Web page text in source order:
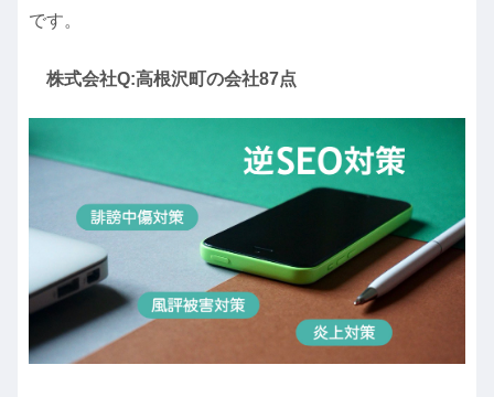
です。
株式会社Q:高根沢町の会社87点